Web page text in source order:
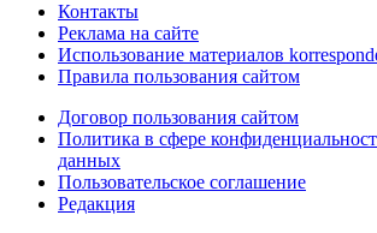
Контакты
Реклама на сайте
Использование материалов
Правила пользования сайтом
Договор пользования сайтом
Политика в сфере
данных
Пользовательское соглашение
Редакция